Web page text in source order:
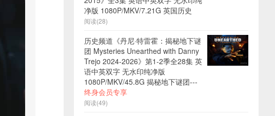
净版 1080P/MKV/7.21G 英国历史
阅读(28)
历史频道《丹尼·特雷霍：揭秘地下谜
团 Mysteries Unearthed with Danny
Trejo 2024-2026》第1-2季全28集 英
语中英双字 无水印纯净版
1080P/MKV/45.8G 揭秘地下谜团---
终身会员专享
阅读(49)